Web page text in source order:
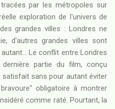
par les métropoles sur
exploration de l'univers de
grandes villes : Londres ne
d'autres grandes villes sont
Le conflit entre Londres
partie du film, conçu
sans pour autant éviter
obligatoire à montrer
comme raté. Pourtant, la